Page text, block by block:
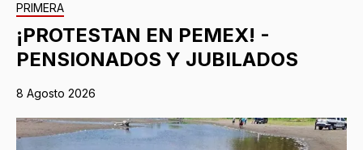
PRIMERA
¡PROTESTAN EN PEMEX! -
PENSIONADOS Y JUBILADOS
8 Agosto 2026